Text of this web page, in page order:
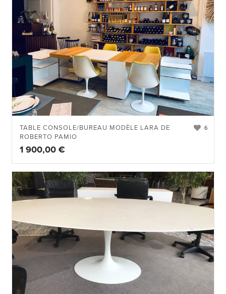
6
TABLE CONSOLE/BUREAU MODÈLE LARA DE
ROBERTO PAMIO
1 900,00 €